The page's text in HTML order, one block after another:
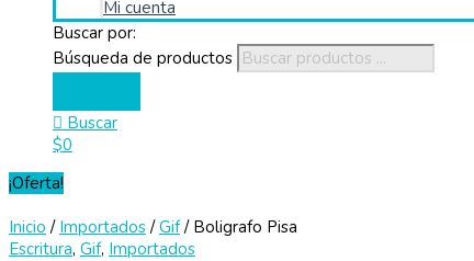
Mi cuenta
Buscar por:
Búsqueda de productos
Buscar
$0
¡Oferta!
Inicio / Importados/Gif/ Boligrafo Pisa
Escritura, Gif, Importados